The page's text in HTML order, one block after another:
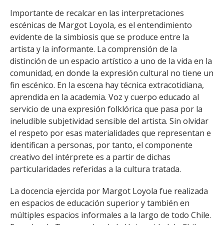
Importante de recalcar en las interpretaciones
escénicas de Margot Loyola, es el entendimiento
evidente de la simbiosis que se produce entre la
artista y la informante. La comprensión de la
distinción de un espacio artístico a uno de la vida en la
comunidad, en donde la expresión cultural no tiene un
fin escénico. En la escena hay técnica extracotidiana,
aprendida en la academia. Voz y cuerpo educado al
servicio de una expresión folklórica que pasa por la
ineludible subjetividad sensible del artista. Sin olvidar
el respeto por esas materialidades que representan e
identifican a personas, por tanto, el componente
creativo del intérprete es a partir de dichas
particularidades referidas a la cultura tratada.
La docencia ejercida por Margot Loyola fue realizada
en espacios de educación superior y también en
múltiples espacios informales a la largo de todo Chile.